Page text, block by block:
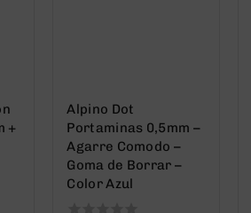
+
Alpino Dot
Portaminas 0,5mm –
Agarre Comodo –
Goma de Borrar –
Color Azul